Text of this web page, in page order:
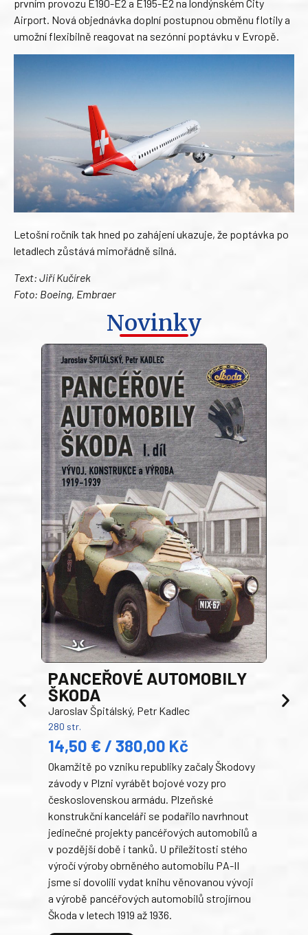
prvním provozu E190-E2 a E195-E2 na londýnském City
Airport. Nová objednávka doplní postupnou obměnu flotily a
umožní flexibilně reagovat na sezónní poptávku v Evropě.
Letošní ročník tak hned po zahájení ukazuje, že poptávka po
letadlech zůstává mimořádně silná.
Text: Jiří Kučírek
Foto: Boeing, Embraer
Novinky
PANCEŘOVÉ AUTOMOBILY
ŠKODA
Jaroslav Špitálský, Petr Kadlec
280 str.
14,50 € / 380,00 Kč
Okamžitě po vzniku republiky začaly Škodovy
závody v Plzni vyrábět bojové vozy pro
československou armádu. Plzeňské
konstrukční kanceláři se podařilo navrhnout
jedinečné projekty pancéřových automobilů a
v pozdější době i tanků. U příležitosti stého
výročí výroby obrněného automobilu PA-II
jsme si dovolili vydat knihu věnovanou vývoji
a výrobě pancéřových automobilů strojírnou
Škoda v letech 1919 až 1936.